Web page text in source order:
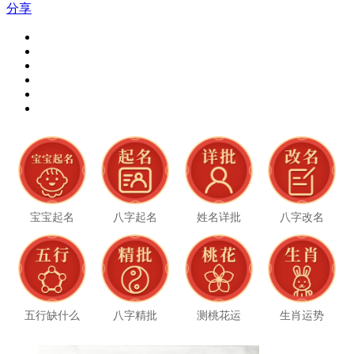
分享
宝宝起名 八字起名 姓名详批 八字改名
五行缺什么 八字精批 测桃花运 生肖运势